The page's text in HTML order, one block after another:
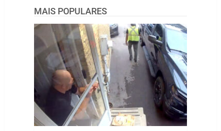
MAIS POPULARES